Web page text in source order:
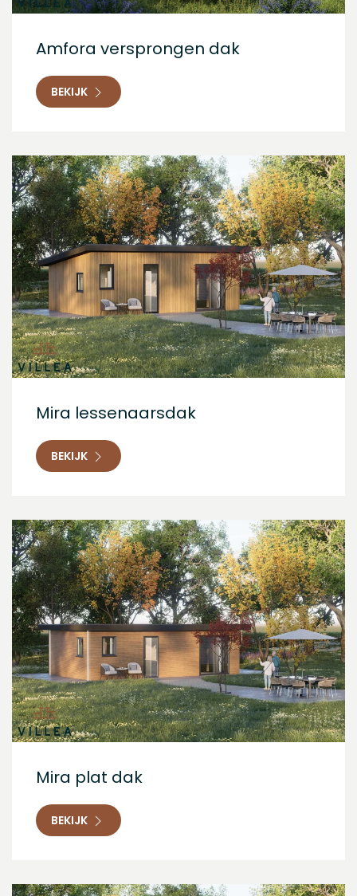
Amfora versprongen dak
BEKIJK
Mira lessenaarsdak
BEKIJK
Mira plat dak
BEKIJK